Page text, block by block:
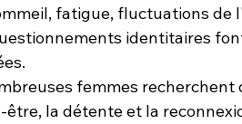
fatigue, fluctuations de
identitaires
femmes recherchent
la détente et la